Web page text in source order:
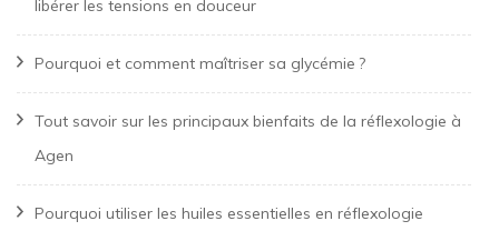
libérer les tensions en douceur
Pourquoi et comment maîtriser sa glycémie ?
Tout savoir sur les principaux bienfaits de la réflexologie à
Agen
Pourquoi utiliser les huiles essentielles en réflexologie